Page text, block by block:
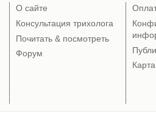
О сайте
Консультация трихолога
Почитать & посмотреть
Форум